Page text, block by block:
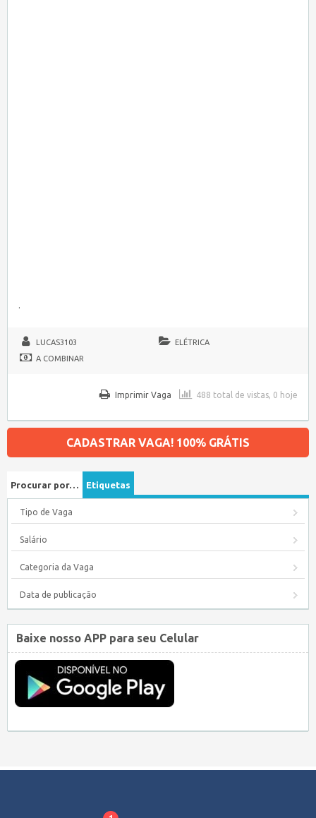
.
LUCAS3103
ELÉTRICA
A COMBINAR
488 total de vistas, 0 hoje
Imprimir Vaga
CADASTRAR VAGA! 100% GRÁTIS
Procurar por… Etiquetas
Tipo de Vaga
Salário
Categoria da Vaga
Data de publicação
Baixe nosso APP para seu Celular